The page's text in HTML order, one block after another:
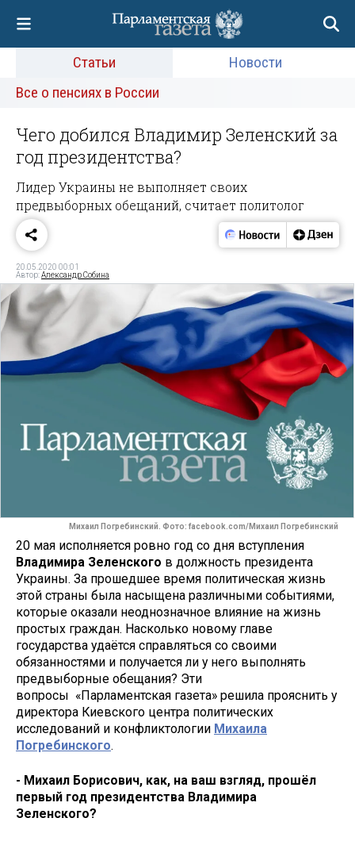
Статьи
Новости
Все о пенсиях в России
Чего добился Владимир Зеленский за
год президентства?
Лидер Украины не выполняет своих
предвыборных обещаний, считает политолог
20.05.2020 00:01
Автор:Александр Собина
Михаил Погребинский. Фото: facebook.com/Михаил Погребинский
20 мая исполняется ровно год со дня вступления
Владимира Зеленского в должность президента
Украины. За прошедшее время политическая жизнь
этой страны была насыщена различными событиями,
которые оказали неоднозначное влияние на жизнь
простых граждан. Насколько новому главе
государства удаётся справляться со своими
обязанностями и получается ли у него выполнять
предвыборные обещания? Эти
вопросы «Парламентская газета» решила прояснить у
директора Киевского центра политических
исследований и конфликтологии Михаила
Погребинского.
- Михаил Борисович, как, на ваш взгляд, прошёл
первый год президентства Владимира
Зеленского?